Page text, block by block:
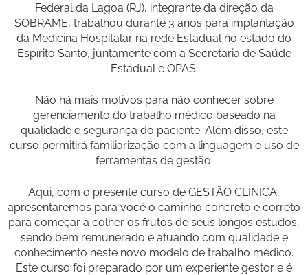
Federal da Lagoa (RJ), integrante da direção da
SOBRAME, trabalhou durante 3 anos para implantação
da Medicina Hospitalar na rede Estadual no estado do
Espírito Santo, juntamente com a Secretaria de Saúde
Estadual e OPAS.
Não há mais motivos para não conhecer sobre
gerenciamento do trabalho médico baseado na
qualidade e segurança do paciente. Além disso, este
curso permitirá familiarização com a linguagem e uso de
ferramentas de gestão.
Aqui, com o presente curso de GESTÃO CLÍNICA,
apresentaremos para você o caminho concreto e correto
para começar a colher os frutos de seus longos estudos,
sendo bem remunerado e atuando com qualidade e
conhecimento neste novo modelo de trabalho médico.
Este curso foi preparado por um experiente gestor e é